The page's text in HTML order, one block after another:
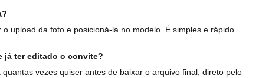
upload da foto e posicioná-la no modelo. É simples e rápido.
já ter editado o convite?
vezes quiser antes de baixar o arquivo final, direto pelo